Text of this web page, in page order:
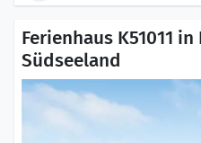
Ferienhaus K51011
Südseeland